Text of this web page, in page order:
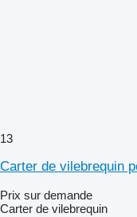
13
Carter de vilebrequin
Prix sur demande
Carter de vilebrequin